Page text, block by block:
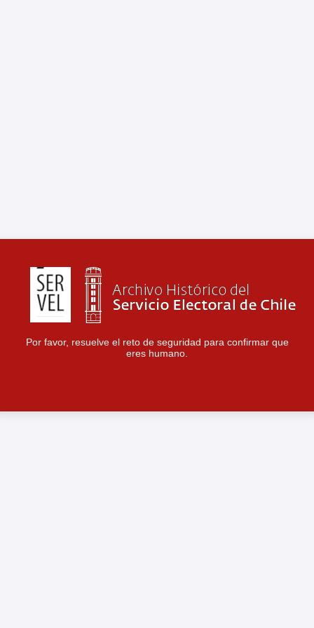
Por favor, resuelve el reto de seguridad para confirmar que
eres humano.